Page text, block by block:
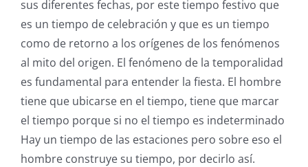
sus diferentes fechas, por este tiempo festivo que
es un tiempo de celebración y que es un tiempo
como de retorno a los orígenes de los fenómenos
al mito del origen. El fenómeno de la temporalidad
es fundamental para entender la fiesta. El hombre
tiene que ubicarse en el tiempo, tiene que marcar
el tiempo porque si no el tiempo es indeterminado
Hay un tiempo de las estaciones pero sobre eso el
hombre construye su tiempo, por decirlo así.